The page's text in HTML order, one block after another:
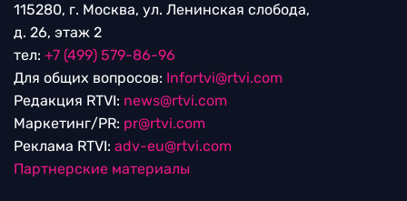
115280, г. Москва, ул. Ленинская слобода,
д. 26, этаж 2
тел: +7 (499) 579-86-96
Для общих вопросов: Infortvi@rtvi.com
Редакция RTVI: news@rtvi.com
Маркетинг/PR: pr@rtvi.com
Реклама RTVI: adv-eu@rtvi.com
Партнерские материалы